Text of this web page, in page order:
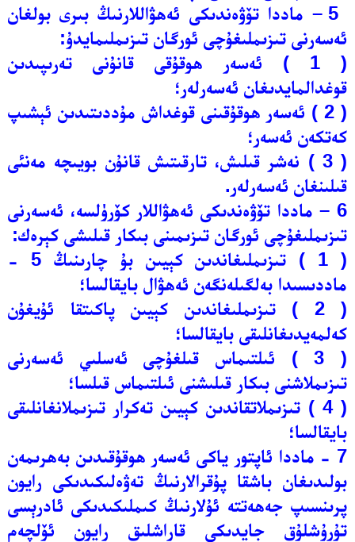
5 – ماددا تۆۋەندىكى ئەھۋاللارنىڭ بىرى بولغان
ئەسەرنى تىزىملىغۇچى ئورگان تىزىملىمايدۇ:
( 1 ) ئەسەر ھوقۇقى قانۇنى تەرىپىدىن
قوغدالمايدىغان ئەسەرلەر؛
( 2 ) ئەسەر ھوقۇقىنى قوغداش مۇددىتىدىن ئېشىپ
كەتكەن ئەسەر؛
( 3 ) نەشر قىلىش، تارقىتىش قانۇن بويىچە مەنئى
قىلىنغان ئەسەرلەر.
6 – ماددا تۆۋەندىكى ئەھۋاللار كۆرۈلسە، ئەسەرنى
تىزىملىغۇچى ئورگان تىزىمىنى بىكار قىلىشى كېرەك:
( 1 ) تىزىملىغاندىن كېيىن بۇ چارىنىڭ 5 -
ماددىسىدا بەلگىلەنگەن ئەھۋال بايقالسا؛
( 2 ) تىزىملىغاندىن كېيىن پاكىتقا ئۇيغۇن
كەلمەيدىغانلىقى بايقالسا؛
( 3 ) ئىلتىماس قىلغۇچى ئەسلىي ئەسەرنى
تىزىملاشنى بىكار قىلىشنى ئىلتىماس قىلسا؛
( 4 ) تىزىملاتقاندىن كېيىن تەكرار تىزىملانغانلىقى
بايقالسا؛
7 - ماددا ئاپتور ياكى ئەسەر ھوقۇقىدىن بەھرىمەن
بولىدىغان باشقا پۇقرالارنىڭ تەۋەلىكىدىكى رايون
پرىنسىپ جەھەتتە ئۇلارنىڭ كىملىكىدىكى ئادرېسى
تۇرۇشلۇق جايدىكى قاراشلىق رايون ئۆلچەم